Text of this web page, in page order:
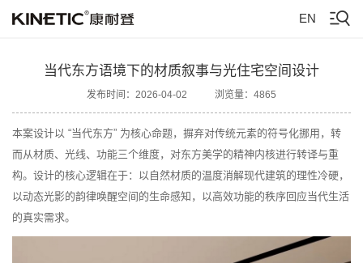
EN
当代东方语境下的材质叙事与光住宅空间设计
发布时间：2026-04-02 浏览量：4865
本案设计以 “当代东方” 为核心命题，摒弃对传统元素的符号化挪用，转
而从材质、光线、功能三个维度，对东方美学的精神内核进行转译与重
构。设计的核心逻辑在于：以自然材质的温度消解现代建筑的理性冷硬，
以动态光影的韵律唤醒空间的生命感知，以高效功能的秩序回应当代生活
的真实需求。